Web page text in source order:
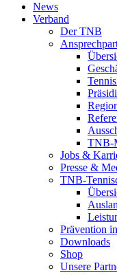
News
Verband
Der TNB
TNB-
Jobs &
Presse &
TNB-
Prävention
Downloads
Shop
Unsere